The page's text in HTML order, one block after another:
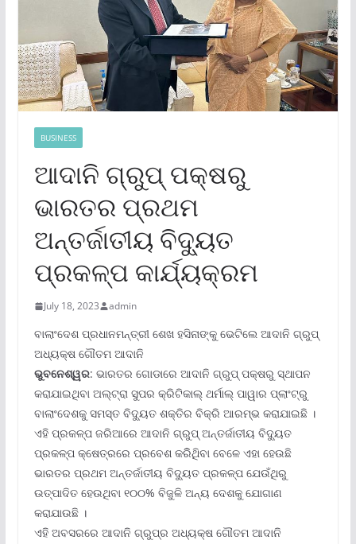
BUSINESS
ଆଦାନି ଗ୍ରୁପ୍ ପକ୍ଷରୁ
ଭାରତର ପ୍ରଥମ
ଅନ୍ତର୍ଜାତୀୟ ବିଦ୍ୟୁତ
ପ୍ରକଳ୍ପ କାର୍ଯ୍ୟକ୍ରମ
July 18, 2023 admin
ବାଲାଂଦେଶ ପ୍ରଧାନମନ୍ତ୍ରୀ ଶେଖ ହସିନାଙ୍କୁ ଭେଟିଲେ ଆଦାନି ଗ୍ରୁପ୍
ଅଧ୍ୟକ୍ଷ ଗୌତମ ଆଦାନି
ଭୁବନେଶ୍ୱର: ଭାରତର ଗୋଡାରେ ଆଦାନି ଗ୍ରୁପ୍ ପକ୍ଷରୁ ସ୍ଥାପନ
କରାଯାଇଥିବା ଅଲ୍‌ଟ୍ରା ସୁପର କ୍ରିଟିକାଲ୍ ଥର୍ମାଲ୍ ପାୱାର ପ୍ଲାଂଟ୍‌ରୁ
ବାଲାଂଦେଶକୁ ସମସ୍ତ ବିଦ୍ୟୁତ ଶକ୍ତିର ବିକ୍ରି ଆରମ୍ଭ କରାଯାଇଛି ।
ଏହି ପ୍ରକଳ୍ପ ଜରିଆରେ ଆଦାନି ଗ୍ରୁପ୍ ଅନ୍ତର୍ଜାତୀୟ ବିଦ୍ୟୁତ
ପ୍ରକଳ୍ପ କ୍ଷେତ୍ରରେ ପ୍ରବେଶ କରିିଥିିବା ବେଳେ ଏହା ହେଉଛି
ଭାରତର ପ୍ରଥମ ଅନ୍ତର୍ଜାତୀୟ ବିଦ୍ୟୁତ ପ୍ରକଳ୍ପ ଯେଉଁଥିରୁ
ଉତ୍ପାଦିତ ହେଉଥିବା ୧୦୦% ବିଜୁଳି ଅନ୍ୟ ଦେଶକୁ ଯୋଗାଣ
କରାଯାଉଛି ।
ଏହି ଅବସରରେ ଆଦାନି ଗ୍ରୁପ୍‌ର ଅଧ୍ୟକ୍ଷ ଗୌତମ ଆଦାନି